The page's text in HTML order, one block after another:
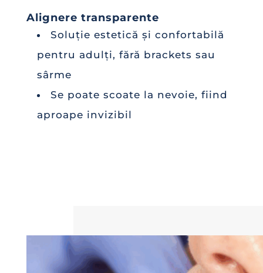
Alignere transparente
Soluție estetică și confortabilă
pentru adulți, fără brackets sau
sârme
Se poate scoate la nevoie, fiind
aproape invizibil